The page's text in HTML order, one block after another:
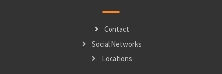
Contact
Social Networks
Locations